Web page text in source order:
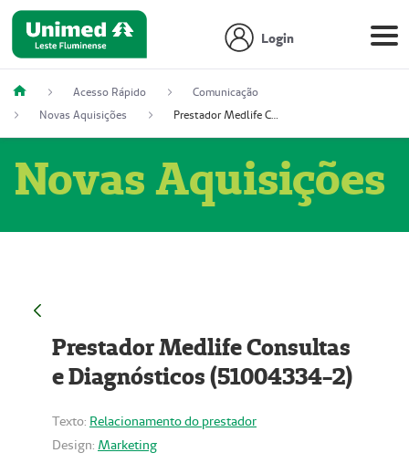
Login
Acesso Rápido
Comunicação
Novas Aquisições
Prestador Medlife Consultas e Diagnósticos (51004334-2)
Novas Aquisições
Prestador Medlife Consultas
e Diagnósticos (51004334-2)
Texto: Relacionamento do prestador
Design: Marketing